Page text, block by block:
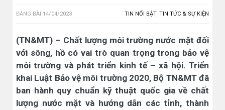
ĐĂNG BÀI 14/04/2023 TIN NỔI BẬT, TIN TỨC & SỰ KIỆN
(TN&MT) – Chất lượng môi trường nước mặt đối
với sông, hồ có vai trò quan trọng trong bảo vệ
môi trường và phát triển kinh tế – xã hội. Triển
khai Luật Bảo vệ môi trường 2020, Bộ TN&MT đã
ban hành quy chuẩn kỹ thuật quốc gia về chất
lượng nước mặt và hướng dẫn các tỉnh, thành